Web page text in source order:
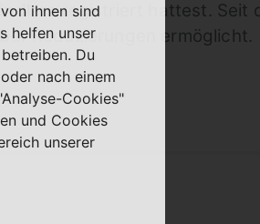
registriert hattest. Seit
Reduzierungen ermöglicht.
ihnen sind
helfen unser
Du
nach einem
Cookies"
und Cookies
unserer